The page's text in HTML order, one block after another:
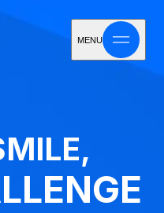
MENU